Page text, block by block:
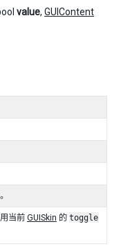
value, GUIContent
当前 GUISkin 的 toggle